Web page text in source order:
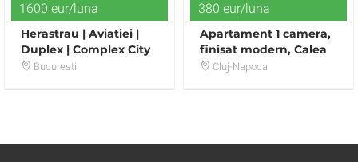
1600 eur/luna
Herastrau | Aviatiei |
Duplex | Complex City
Point | Bloc 2017 | Totul
Bucuresti
380 eur/luna
Apartament 1 camera,
finisat modern, Calea
Turzii
Cluj-Napoca